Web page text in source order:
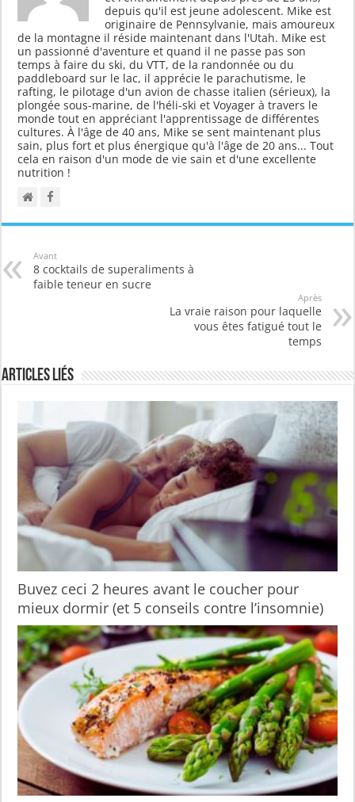
depuis qu'il est jeune adolescent. Mike est
originaire de Pennsylvanie, mais amoureux
de la montagne il réside maintenant dans l'Utah. Mike est
un passionné d'aventure et quand il ne passe pas son
temps à faire du ski, du VTT, de la randonnée ou du
paddleboard sur le lac, il apprécie le parachutisme, le
rafting, le pilotage d'un avion de chasse italien (sérieux), la
plongée sous-marine, de l'héli-ski et Voyager à travers le
monde tout en appréciant l'apprentissage de différentes
cultures. À l'âge de 40 ans, Mike se sent maintenant plus
sain, plus fort et plus énergique qu'à l'âge de 20 ans... Tout
cela en raison d'un mode de vie sain et d'une excellente
nutrition !
Avant
8 cocktails de superaliments à
faible teneur en sucre
Après
La vraie raison pour laquelle
vous êtes fatigué tout le
temps
Articles liés
Buvez ceci 2 heures avant le coucher pour
mieux dormir (et 5 conseils contre l’insomnie)